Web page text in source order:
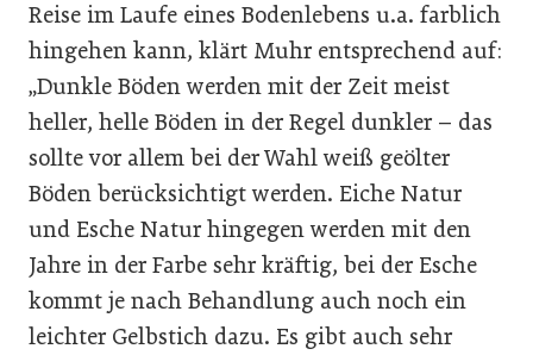
Reise im Laufe eines Bodenlebens u.a. farblich
hingehen kann, klärt Muhr entsprechend auf:
„Dunkle Böden werden mit der Zeit meist
heller, helle Böden in der Regel dunkler – das
sollte vor allem bei der Wahl weiß geölter
Böden berücksichtigt werden. Eiche Natur
und Esche Natur hingegen werden mit den
Jahre in der Farbe sehr kräftig, bei der Esche
kommt je nach Behandlung auch noch ein
leichter Gelbstich dazu. Es gibt auch sehr